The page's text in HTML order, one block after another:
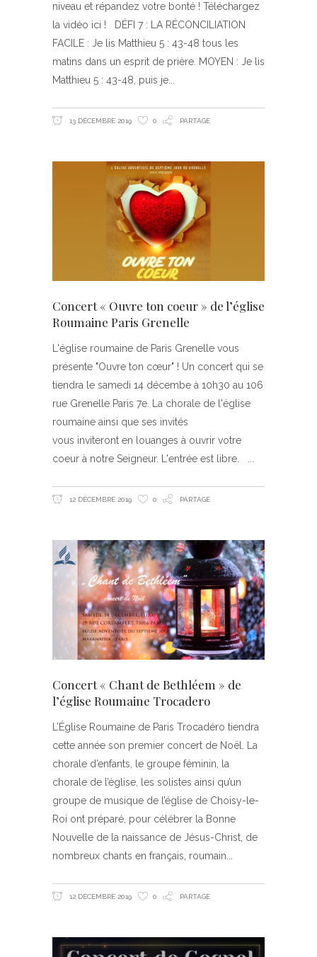
niveau et répandez votre bonté ! Téléchargez
la vidéo ici ! DÉFI 7 : LA RÉCONCILIATION
FACILE : Je lis Matthieu 5 : 43-48 tous les
matins dans un esprit de prière. MOYEN : Je lis
Matthieu 5 : 43-48, puis je
13 DÉCEMBRE 2019 0 PARTAGE
Concert « Ouvre ton coeur » de l’église
Roumaine Paris Grenelle
L'église roumaine de Paris Grenelle vous
présente "Ouvre ton cœur" ! Un concert qui se
tiendra le samedi 14 décembe à 10h30 au 106
rue Grenelle Paris 7e. La chorale de l'église
roumaine ainsi que ses invités
vous inviteront en louanges à ouvrir votre
coeur à notre Seigneur. L'entrée est libre.
12 DÉCEMBRE 2019 0 PARTAGE
Concert « Chant de Bethléem » de
l’église Roumaine Trocadero
L’Église Roumaine de Paris Trocadéro tiendra
cette année son premier concert de Noël. La
chorale d’enfants, le groupe féminin, la
chorale de l’église, les solistes ainsi qu’un
groupe de musique de l’église de Choisy-le-
Roi ont préparé, pour célébrer la Bonne
Nouvelle de la naissance de Jésus-Christ, de
nombreux chants en français, roumain
12 DÉCEMBRE 2019 0 PARTAGE